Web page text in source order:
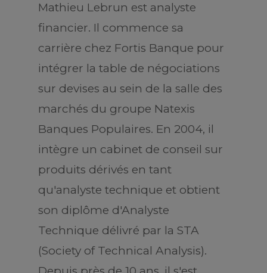
Mathieu Lebrun est analyste
financier. Il commence sa
carrière chez Fortis Banque pour
intégrer la table de négociations
sur devises au sein de la salle des
marchés du groupe Natexis
Banques Populaires. En 2004, il
intègre un cabinet de conseil sur
produits dérivés en tant
qu'analyste technique et obtient
son diplôme d'Analyste
Technique délivré par la STA
(Society of Technical Analysis).